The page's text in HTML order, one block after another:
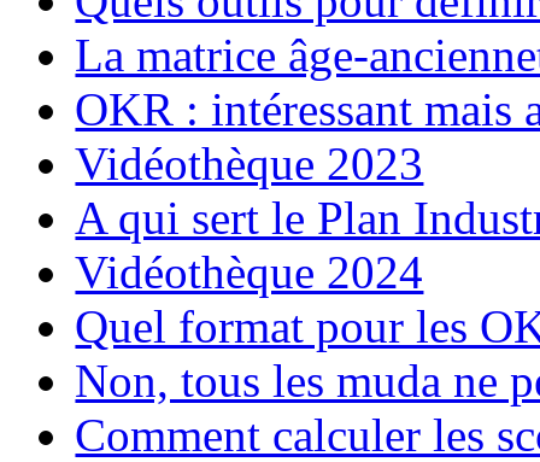
La matrice âge-
OKR : intéressant mais
Vidéothèque 2023
A qui sert le Plan
Vidéothèque 2024
Quel format pour les
Non, tous les muda ne
Comment calculer les